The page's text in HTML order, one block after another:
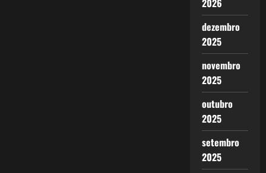
2026
dezembro
2025
novembro
2025
outubro
2025
setembro
2025